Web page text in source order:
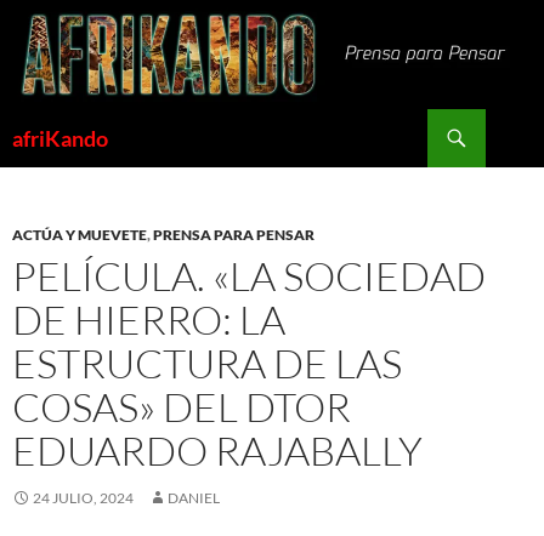
Saltar
contenido
afriKando
ACTÚA Y MUEVETE,PRENSA PARA PENSAR
PELÍCULA. «LA SOCIEDAD
DE HIERRO: LA
ESTRUCTURA DE LAS
COSAS» DEL DTOR
EDUARDO RAJABALLY
24 JULIO, 2024 DANIEL